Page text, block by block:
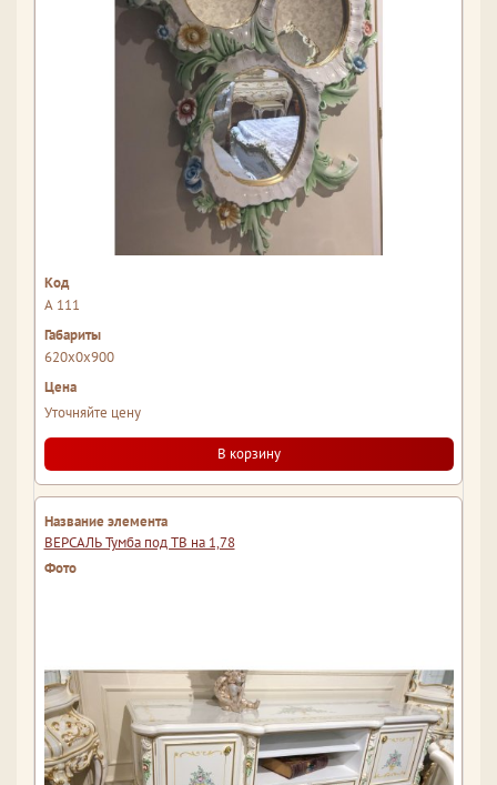
А 111
620x0x900
Уточняйте цену
В корзину
ВЕРСАЛЬ Тумба под ТВ на 1,78